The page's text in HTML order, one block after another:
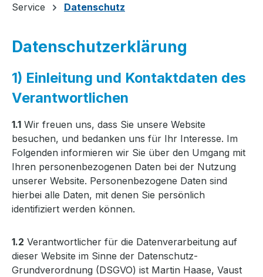
Service Datenschutz
Datenschutzerklärung
1) Einleitung und Kontaktdaten des
Verantwortlichen
1.1 Wir freuen uns, dass Sie unsere Website
besuchen, und bedanken uns für Ihr Interesse. Im
Folgenden informieren wir Sie über den Umgang mit
Ihren personenbezogenen Daten bei der Nutzung
unserer Website. Personenbezogene Daten sind
hierbei alle Daten, mit denen Sie persönlich
identifiziert werden können.
1.2 Verantwortlicher für die Datenverarbeitung auf
dieser Website im Sinne der Datenschutz-
Grundverordnung (DSGVO) ist Martin Haase, Vaust